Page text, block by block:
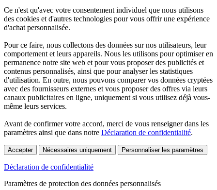
Ce n'est qu'avec votre consentement individuel que nous utilisons
des cookies et d'autres technologies pour vous offrir une expérience
d'achat personnalisée.
Pour ce faire, nous collectons des données sur nos utilisateurs, leur
comportement et leurs appareils. Nous les utilisons pour optimiser en
permanence notre site web et pour vous proposer des publicités et
contenus personnalisés, ainsi que pour analyser les statistiques
d'utilisation. En outre, nous pouvons comparer vos données cryptées
avec des fournisseurs externes et vous proposer des offres via leurs
canaux publicitaires en ligne, uniquement si vous utilisez déjà vous-
même leurs services.
Avant de confirmer votre accord, merci de vous renseigner dans les
paramètres ainsi que dans notre Déclaration de confidentialité.
Accepter Nécessaires uniquement Personnaliser les paramètres
Déclaration de confidentialité
Paramètres de protection des données personnalisés